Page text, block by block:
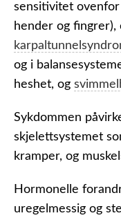
sensitivitet
hender og
og i
heshet, og
Sykdommen
skjelettsystemet
kramper, og
Hormonelle
uregelmessig og